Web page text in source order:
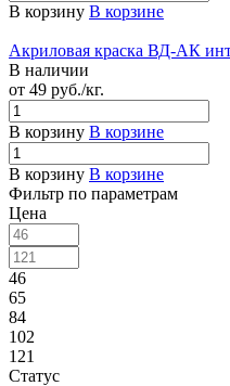
В корзину В корзине
Акриловая краска ВД-АК
В наличии
от 49 руб./кг.
В корзину В корзине
В корзину В корзине
Фильтр по параметрам
Цена
46
65
84
102
121
Статус